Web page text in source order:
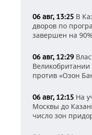
06 авг, 13:25 В
дворов по
завершен на 90%
06 авг, 12:29
против «Озон
06 авг, 12:15 На
Москвы до
число зон